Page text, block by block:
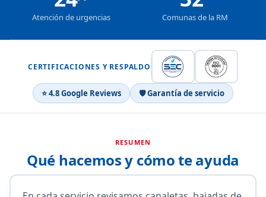
Atención de urgencias Comunas de la RM
CERTIFICACIONES Y RESPALDO
⭐ 4.8 Google Reviews 🛡 Garantía de servicio
RESUMEN
Qué hacemos y cómo te ayuda